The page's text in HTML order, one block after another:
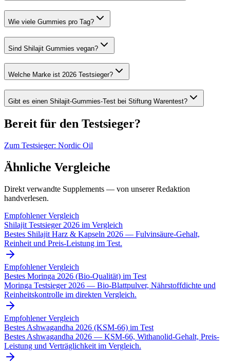
Wie viele Gummies pro Tag?
Sind Shilajit Gummies vegan?
Welche Marke ist 2026 Testsieger?
Gibt es einen Shilajit-Gummies-Test bei Stiftung Warentest?
Bereit für den Testsieger?
Zum Testsieger: Nordic Oil
Ähnliche Vergleiche
Direkt verwandte Supplements — von unserer Redaktion
handverlesen.
Empfohlener Vergleich
Shilajit Testsieger 2026 im Vergleich
Bestes Shilajit Harz & Kapseln 2026 — Fulvinsäure-Gehalt,
Reinheit und Preis-Leistung im Test.
Empfohlener Vergleich
Bestes Moringa 2026 (Bio-Qualität) im Test
Moringa Testsieger 2026 — Bio-Blattpulver, Nährstoffdichte und
Reinheitskontrolle im direkten Vergleich.
Empfohlener Vergleich
Bestes Ashwagandha 2026 (KSM-66) im Test
Bestes Ashwagandha 2026 — KSM-66, Withanolid-Gehalt, Preis-
Leistung und Verträglichkeit im Vergleich.